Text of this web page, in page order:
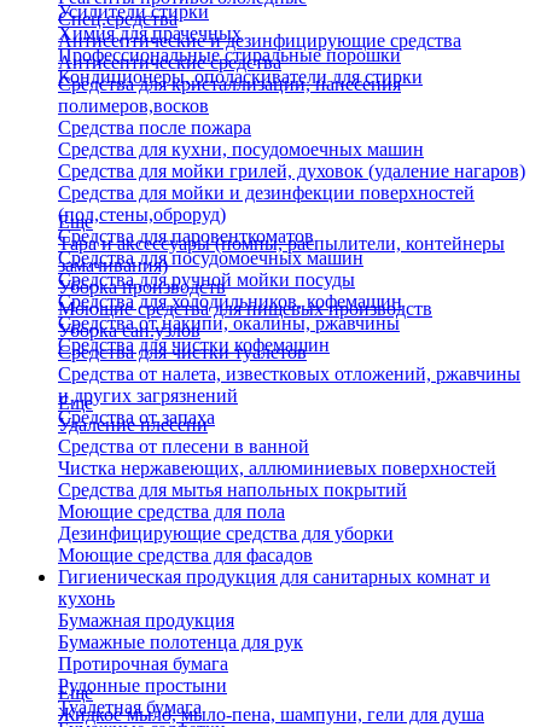
Усилители стирки
Химия для прачечных
Профессиональные стиральные порошки
Кондиционеры, ополаскиватели для стирки
Спец.средства
Антисептические и дезинфицирующие средства
Антисептические средства
Средства для кристаллизации, нанесения
полимеров,восков
Средства после пожара
Средства для кухни, посудомоечных машин
Средства для мойки грилей, духовок (удаление нагаров)
Средства для мойки и дезинфекции поверхностей
(пол,стены,оброруд)
Средства для паровенткоматов
Средства для посудомоечных машин
Средства для ручной мойки посуды
Средства для холодильников, кофемашин
Средства от накипи, окалины, ржавчины
Средства для чистки кофемашин
Еще
Тара и аксессуары (помпы, распылители, контейнеры
замачивания)
Уборка производств
Моющие средства для пищевых производств
Уборка сан.узлов
Средства для чистки туалетов
Средства от налета, известковых отложений, ржавчины
и других загрязнений
Средства от запаха
Еще
Удаление плесени
Средства от плесени в ванной
Чистка нержавеющих, аллюминиевых поверхностей
Средства для мытья напольных покрытий
Моющие средства для пола
Дезинфицирующие средства для уборки
Моющие средства для фасадов
Гигиеническая продукция для санитарных комнат и
кухонь
Бумажная продукция
Бумажные полотенца для рук
Протирочная бумага
Рулонные простыни
Туалетная бумага
Еще
Жидкое мыло, мыло-пена, шампуни, гели для душа